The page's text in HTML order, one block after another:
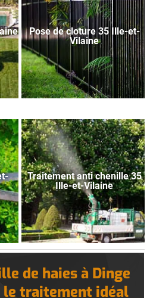
Pose de cloture 35 Ille-et-
Vilaine
Traitement anti chenille 35
Ille-et-Vilaine
de haies à Dinge
traitement idéal